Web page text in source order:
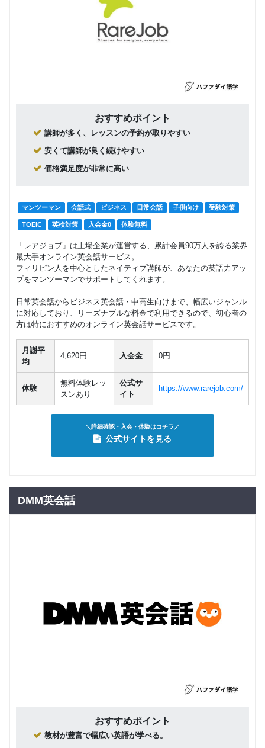
回数：4 / 1セッション50分
グループレッスン
9,900
おすすめポイント
講師が多く、レッスンの予約が取りやすい
安くて講師が良く続けやすい
価格満足度が非常に高い
マンツーマン 会話式 ビジネス 日常会話 子供向け 受験対策
TOEIC 英検対策 入会金0 体験無料
「レアジョブ」は上場企業が運営する、累計会員90万人を誇る業界
最大手オンライン英会話サービス。
フィリピン人を中心としたネイティブ講師が、あなたの英語力アッ
プをマンツーマンでサポートしてくれます。
日常英会話からビジネス英会話・中高生向けまで、幅広いジャンル
に対応しており、リーズナブルな料金で利用できるので、初心者の
方は特におすすめのオンライン英会話サービスです。
月謝平
均
4,620円 入会金 0円
体験
無料体験レッ
スンあり
公式サ
イト
https://www.rarejob.com/
＼詳細確認・入会・体験はコチラ／
公式サイトを見る
DMM英会話
おすすめポイント
教材が豊富で幅広い英語が学べる。